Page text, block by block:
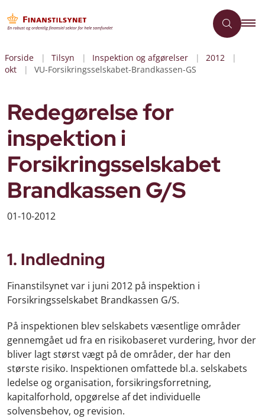
Forside Tilsyn Inspektion og afgørelser
2012
okt
VU-Forsikringsselskabet-Brandkassen-GS
Redegørelse for
inspektion i
Forsikringsselskabet
Brandkassen G/S
01-10-2012
1. Indledning
Finanstilsynet var i juni 2012 på inspektion i
Forsikringsselskabet Brandkassen G/S.
På inspektionen blev selskabets væsentlige områder
gennemgået ud fra en risikobaseret vurdering, hvor der
bliver lagt størst vægt på de områder, der har den
største risiko. Inspektionen omfattede bl.a. selskabets
ledelse og organisation, forsikringsforretning,
kapitalforhold, opgørelse af det individuelle
solvensbehov, og revision.